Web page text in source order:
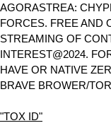
AGORASTREA:
FORCES. FREE AND
STREAMING OF
INTEREST@2024.
HAVE OR NATIVE
BRAVE BROWER/
"TOX ID"